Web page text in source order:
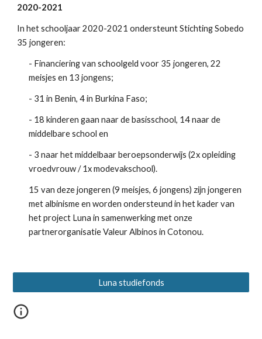
2020-2021
In het schooljaar 2020-2021 ondersteunt Stichting Sobedo
35 jongeren:
- Financiering van schoolgeld voor 35 jongeren, 22
meisjes en 13 jongens;
- 31 in Benin, 4 in Burkina Faso;
- 18 kinderen gaan naar de basisschool, 14 naar de
middelbare school en
- 3 naar het middelbaar beroepsonderwijs (2x opleiding
vroedvrouw / 1x modevakschool).
15 van deze jongeren (9 meisjes, 6 jongens) zijn jongeren
met albinisme en worden ondersteund in het kader van
het project Luna in samenwerking met onze
partnerorganisatie Valeur Albinos in Cotonou.
Luna studiefonds